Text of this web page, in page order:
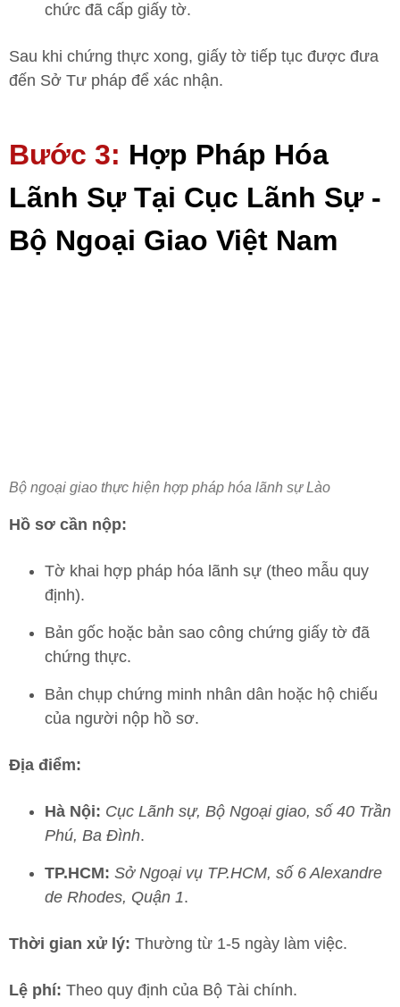
chức đã cấp giấy tờ.
Sau khi chứng thực xong, giấy tờ tiếp tục được đưa
đến Sở Tư pháp để xác nhận.
Bước 3: Hợp Pháp Hóa
Lãnh Sự Tại Cục Lãnh Sự -
Bộ Ngoại Giao Việt Nam
Bộ ngoại giao thực hiện hợp pháp hóa lãnh sự Lào
Hồ sơ cần nộp:
Tờ khai hợp pháp hóa lãnh sự (theo mẫu quy
định).
Bản gốc hoặc bản sao công chứng giấy tờ đã
chứng thực.
Bản chụp chứng minh nhân dân hoặc hộ chiếu
của người nộp hồ sơ.
Địa điểm:
Hà Nội: Cục Lãnh sự, Bộ Ngoại giao, số 40 Trần
Phú, Ba Đình.
TP.HCM: Sở Ngoại vụ TP.HCM, số 6 Alexandre
de Rhodes, Quận 1.
Thời gian xử lý: Thường từ 1-5 ngày làm việc.
Lệ phí: Theo quy định của Bộ Tài chính.